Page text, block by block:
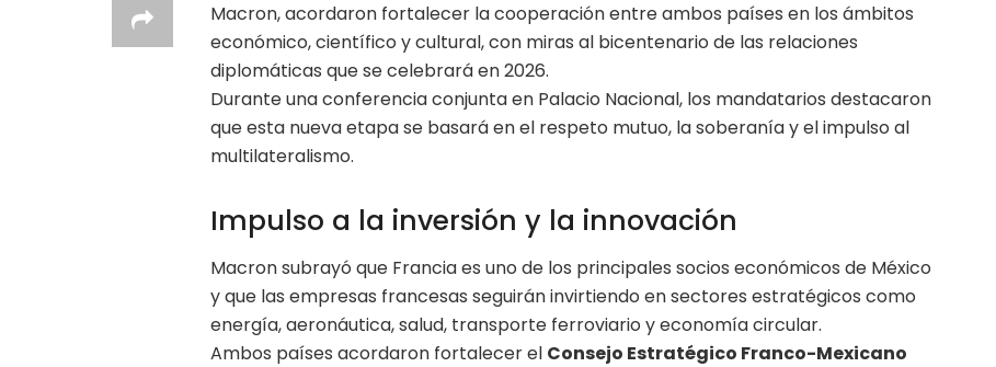
Macron, acordaron fortalecer la cooperación entre ambos países en los ámbitos
económico, científico y cultural, con miras al bicentenario de las relaciones
diplomáticas que se celebrará en 2026.
Durante una conferencia conjunta en Palacio Nacional, los mandatarios destacaron
que esta nueva etapa se basará en el respeto mutuo, la soberanía y el impulso al
multilateralismo.
Impulso a la inversión y la innovación
Macron subrayó que Francia es uno de los principales socios económicos de México
y que las empresas francesas seguirán invirtiendo en sectores estratégicos como
energía, aeronáutica, salud, transporte ferroviario y economía circular.
Ambos países acordaron fortalecer el Consejo Estratégico Franco-Mexicano